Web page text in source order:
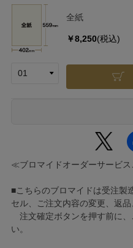
全紙
￥8,250(税込)
≪ブロマイドオーダーサービ
■こちらのブロマイドは受注製
セル、ご注文内容の変更、返品
注文確定ボタンを押す前に、
い。